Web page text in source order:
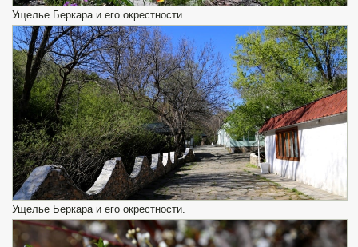
Ущелье Беркара и его окрестности.
Ущелье Беркара и его окрестности.